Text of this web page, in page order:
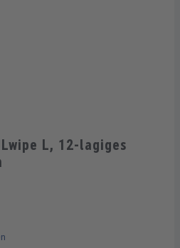
L, 12-lagiges